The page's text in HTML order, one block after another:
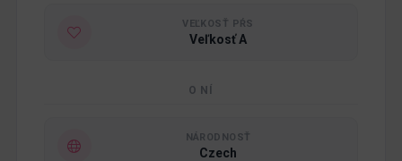
VEĽKOSŤ PŔS
Veľkosť A
O NÍ
NÁRODNOSŤ
Czech